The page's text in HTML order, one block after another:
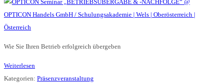
Wie Sie Ihren Betrieb erfolgreich übergeben
Weiterlesen
Kategorien: Präsenzveranstaltung